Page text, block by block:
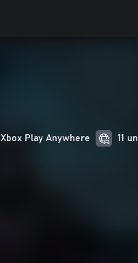
Xbox Play Anywhere 11